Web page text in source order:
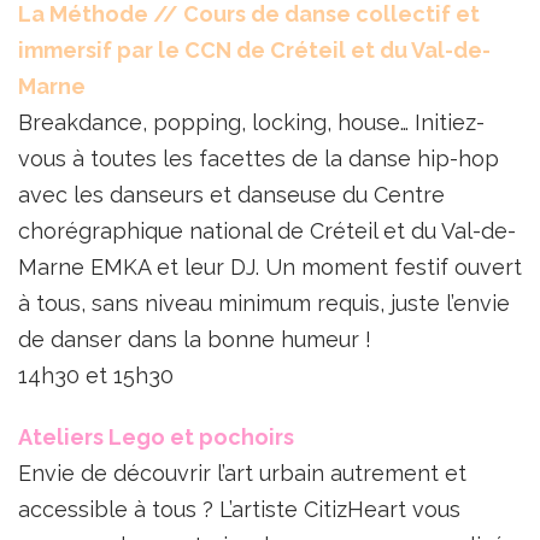
La Méthode // Cours de danse collectif et
immersif par le CCN de Créteil et du Val-de-
Marne
Breakdance, popping, locking, house… Initiez-
vous à toutes les facettes de la danse hip-hop
avec les danseurs et danseuse du Centre
chorégraphique national de Créteil et du Val-de-
Marne EMKA et leur DJ. Un moment festif ouvert
à tous, sans niveau minimum requis, juste l’envie
de danser dans la bonne humeur !
14h30 et 15h30
Ateliers Lego et pochoirs
Envie de découvrir l’art urbain autrement et
accessible à tous ? L’artiste CitizHeart vous